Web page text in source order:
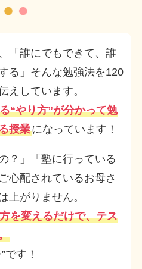
「誰にでもできて、誰
る」そんな勉強法を120
えしています。
“やり方”が分かって勉
授業になっています！
？」「塾に行っている
心配されているお母さ
上がりません。
を変えるだけで、テス
です！